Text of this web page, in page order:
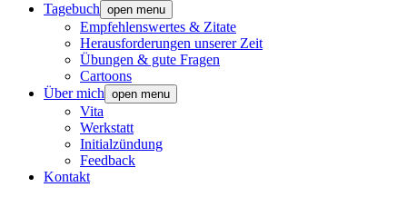
Tagebuch open menu
Empfehlenswertes & Zitate
Herausforderungen unserer Zeit
Übungen & gute Fragen
Cartoons
Über mich open menu
Vita
Werkstatt
Initialzündung
Feedback
Kontakt